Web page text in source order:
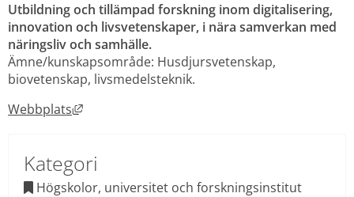
Utbildning och tillämpad forskning inom digitalisering,
innovation och livsvetenskaper, i nära samverkan med
näringsliv och samhälle.
Ämne/kunskapsområde: Husdjursvetenskap,
biovetenskap, livsmedelsteknik.
Webbplats
Länk till annan webbplats, öppnas i nytt
Kategori
Högskolor, universitet och forskningsinstitut